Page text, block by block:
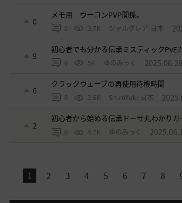
0
メモ用 ウーコンPVP関係。
0 3.7K シャルグレア-日本
9
初心者でも分かる伝承ミスティックPvE
0 5K ゆのみっく 2025.06.26
6
クラックウェーブの再使用待機時間
0 3.6K ShiroYuki-日本
2
初心者から始める伝承ドーサ丸わかりガ
0 4.7K ゆのみっく
1 2 3 4 5 6 7 8